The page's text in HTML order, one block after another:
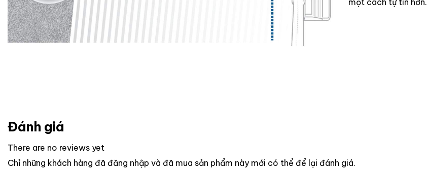
một cách tự tin hơn.
Đánh giá
There are no reviews yet
Chỉ những khách hàng đã đăng nhập và đã mua sản phẩm này mới có thể để lại đánh giá.